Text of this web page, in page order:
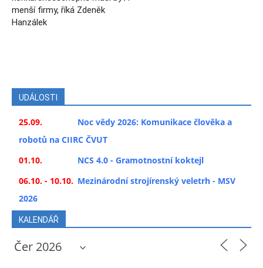
menší firmy, říká Zdeněk
Hanzálek
UDÁLOSTI
25.09.
Noc vědy 2026: Komunikace člověka a
robotů na CIIRC ČVUT
01.10.
NCS 4.0 - Gramotnostní koktejl
06.10. - 10.10. Mezinárodní strojírenský veletrh - MSV
2026
KALENDÁŘ